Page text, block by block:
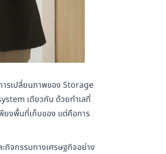
ารเปลี่ยนภาพของ Storage
เดียวกัน ด้วยทำเลที่
ยงพื้นที่เก็บของ แต่คือการ
จกรรมทางเศรษฐกิจอย่าง